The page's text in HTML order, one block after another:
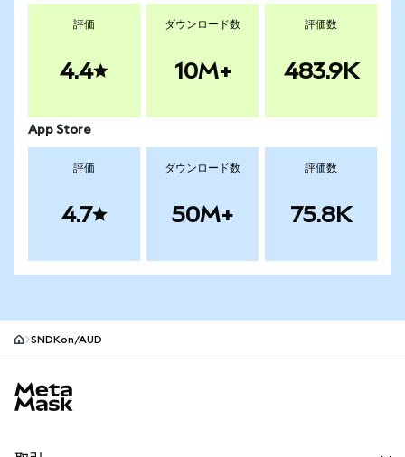
評価
4.4
ダウンロード数
10M+
評価数
483.9K
App Store
評価
4.7
ダウンロード数
50M+
評価数
75.8K
SNDKon/AUD